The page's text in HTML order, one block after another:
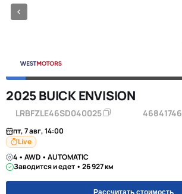
2025 BUICK ENVISION
LRBFZLE46SD040025 46841746
пт, 7 авг, 14:00
Live
4 • AWD • AUTOMATIC
Заводится и едет • 26 927 км
Рассчитать стоимость